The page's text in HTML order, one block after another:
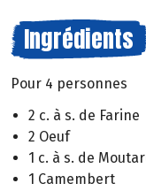
Ingrédients
Pour 4 personnes
2 c. à s. de Farine
2 Oeuf
1 c. à s. de
1 Camembert